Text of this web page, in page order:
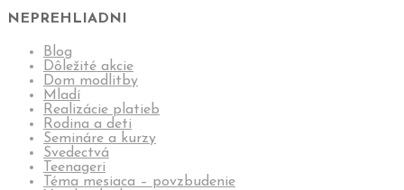
NEPREHLIADNI
Blog
Dôležité akcie
Dom modlitby
Mladí
Realizácie platieb
Rodina a deti
Semináre a kurzy
Svedectvá
Teenageri
Téma mesiaca – povzbudenie